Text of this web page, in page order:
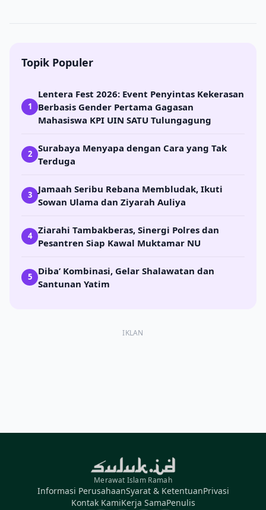
Topik Populer
1
Lentera Fest 2026: Event Penyintas Kekerasan
Berbasis Gender Pertama Gagasan
Mahasiswa KPI UIN SATU Tulungagung
2
Surabaya Menyapa dengan Cara yang Tak
Terduga
3
Jamaah Seribu Rebana Membludak, Ikuti
Sowan Ulama dan Ziyarah Auliya
4
Ziarahi Tambakberas, Sinergi Polres dan
Pesantren Siap Kawal Muktamar NU
5
Diba’ Kombinasi, Gelar Shalawatan dan
Santunan Yatim
IKLAN
Merawat Islam Ramah
Informasi PerusahaanSyarat & KetentuanPrivasi
Kontak KamiKerja SamaPenulis